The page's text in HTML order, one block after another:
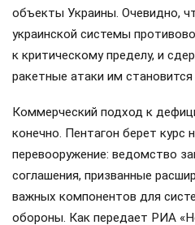
объекты Украины. Очевидно,
украинской системы
к критическому пределу, и
ракетные атаки им
Коммерческий подход к
конечно. Пентагон берет курс
перевооружение: ведомство
соглашения, призванные
важных компонентов для
обороны. Как передает РИА